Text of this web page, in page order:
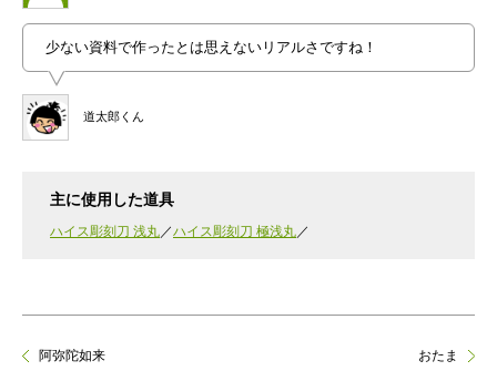
道太郎くん
少ない資料で作ったとは思えないリアルさですね！
主に使用した道具
ハイス彫刻刀 浅丸 ハイス彫刻刀 極浅丸
阿弥陀如来 おたま